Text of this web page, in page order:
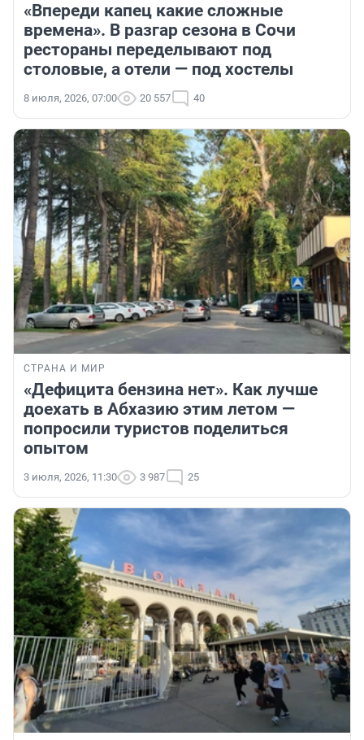
«Впереди капец какие сложные
времена». В разгар сезона в Сочи
рестораны переделывают под
столовые, а отели — под хостелы
8 июля, 2026, 07:00 20 557 40
СТРАНА И МИР
«Дефицита бензина нет». Как лучше
доехать в Абхазию этим летом —
попросили туристов поделиться
опытом
3 июля, 2026, 11:30 3 987 25